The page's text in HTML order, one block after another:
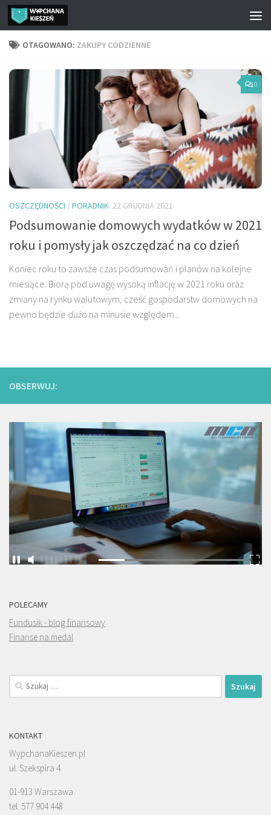
Przejdź do treści
OTAGOWANO: ZAKUPY CODZIENNE
0
OSZCZĘDNOŚCI /PORADNIK 22 GRUDNIA 2021
Podsumowanie domowych wydatków w 2021
roku i pomysły jak oszczędzać na co dzień
Koniec roku to zawsze czas podsumowań i planów na kolejne
miesiące. Biorą pod uwagę wysoką inflację w 2021 roku oraz
zmiany na rynku walutowym, cześć gospodarstw domowych na
pewno będzie dużo na minusie względem...
OBSERWUJ:
POLECAMY
Fundusik - blog finansowy
Finanse na medal
Szukaj:
KONTAKT
WypchanaKieszen.pl
ul. Szekspira 4
01-913 Warszawa
tel. 577 904 448